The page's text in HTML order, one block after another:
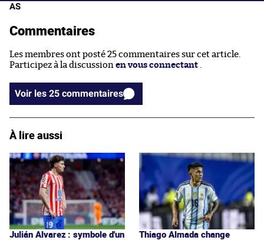
AS
Commentaires
Les membres ont posté 25 commentaires sur cet article.
Participez à la discussion en vous connectant
Voir les 25 commentaires
À lire aussi
Julián Alvarez : symbole d'un
Thiago Almada change